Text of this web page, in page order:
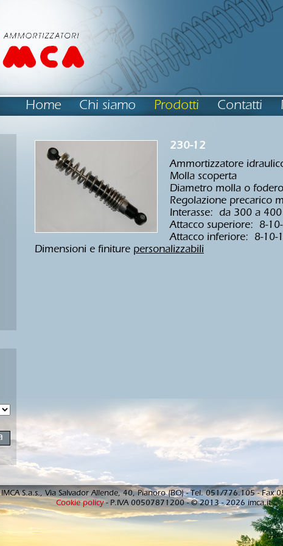
Home Chi siamo Prodotti Contatti
230-12
Ammortizzatore
Molla scoperta
Diametro molla o
Regolazione precarico
Interasse: da 300 a
Attacco superiore: 8-
Attacco inferiore: 8-10-
Dimensioni e finiture personalizzabili
IMCA S.a.s., Via Salvador Allende, 40, Pianoro (BO) - Tel. 051/776.105 - Fax
Cookie policy- P.IVA 00507871200 - © 2013 - 2026 imca.it